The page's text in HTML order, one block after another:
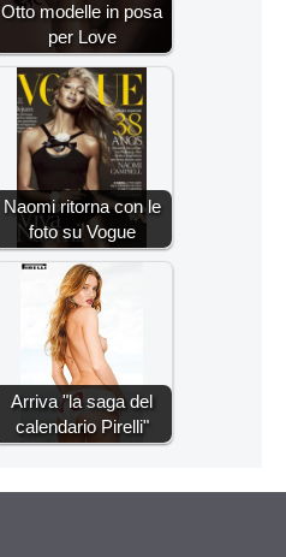
Otto modelle in posa
per Love
Naomi ritorna con le
foto su Vogue
Arriva "la saga del
calendario Pirelli"